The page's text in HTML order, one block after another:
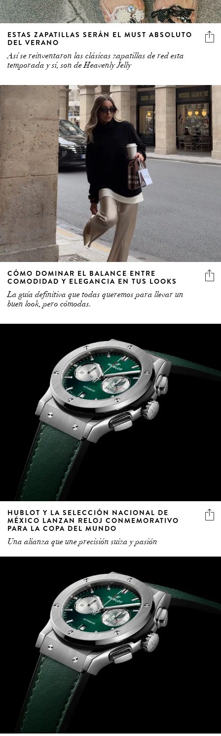
ESTAS ZAPATILLAS SERÁN EL MUST ABSOLUTO
DEL VERANO
Así se reinventaron las clásicas zapatillas de red esta
temporada y sí, son de Heavenly Jelly
CÓMO DOMINAR EL BALANCE ENTRE
COMODIDAD Y ELEGANCIA EN TUS LOOKS
La guía definitiva que todas queremos para llevar un
buen look, pero cómodas.
HUBLOT Y LA SELECCIÓN NACIONAL DE
MÉXICO LANZAN RELOJ CONMEMORATIVO
PARA LA COPA DEL MUNDO
Una alianza que une precisión suiza y pasión